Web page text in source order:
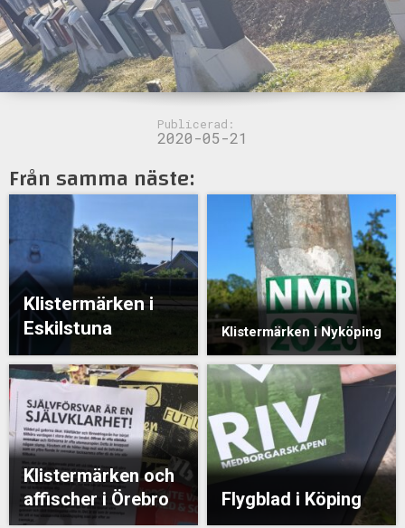
Publicerad:
2020-05-21
Från samma näste:
Klistermärken i
Eskilstuna
Klistermärken i Nyköping
Klistermärken och
affischer i Örebro
Flygblad i Köping